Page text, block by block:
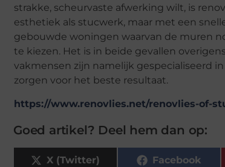
strakke, scheurvaste afwerking wilt, is
esthetiek als stucwerk, maar met een
gebouwde woningen waarvan de muren
te kiezen. Het is in beide gevallen
vakmensen zijn namelijk gespecialiseerd
zorgen voor het beste resultaat.
https://www.renovlies.net/renovlies-of-
Goed artikel? Deel hem dan op:
X (Twitter) Facebook